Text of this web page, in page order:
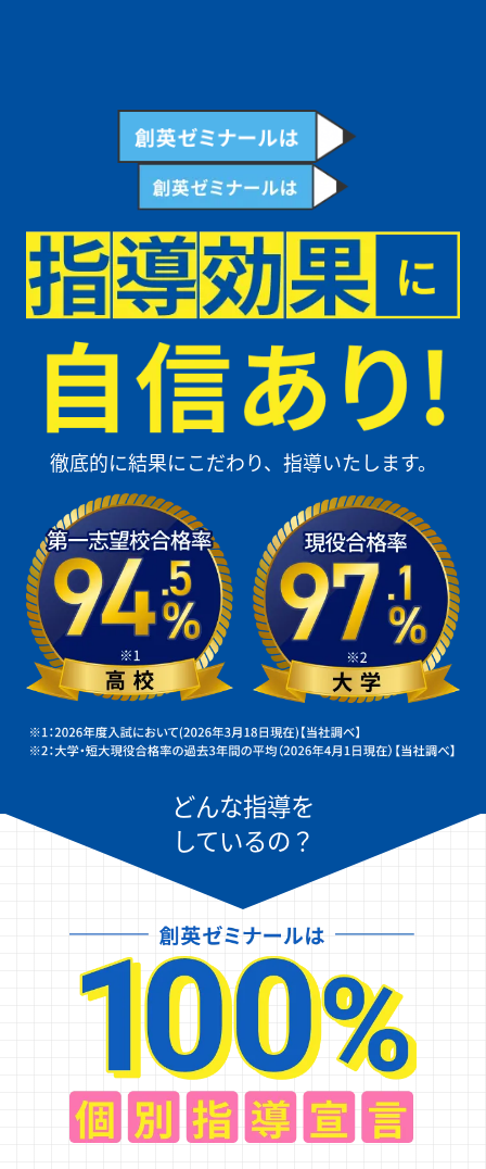
徹底的に結果にこだわり、指導いたします。
どんな指導を
しているの？